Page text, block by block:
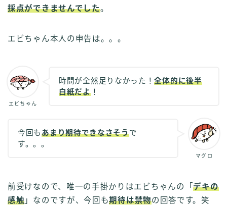
採点ができませんでした。
エビちゃん本人の申告は。。。
エビちゃん
時間が全然足りなかった！全体的に後半
白紙だよ！
マグロ
今回もあまり期待できなさそうで
す。。。
前受けなので、唯一の手掛かりはエビちゃんの「デキの
感触 」なのですが、今回も期待は禁物の回答です。笑